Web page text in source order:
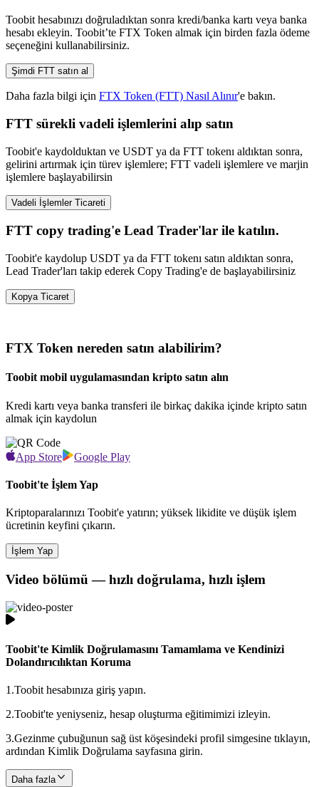
Toobit hesabınızı doğruladıktan sonra kredi/banka kartı veya banka
hesabı ekleyin. Toobit’te FTX Token almak için birden fazla ödeme
seçeneğini kullanabilirsiniz.
Şimdi FTT satın al
Daha fazla bilgi için FTX Token (FTT) Nasıl Alınır'e bakın.
FTT sürekli vadeli işlemlerini alıp satın
Toobit'e kaydolduktan ve USDT ya da FTT tokenı aldıktan sonra,
gelirini artırmak için türev işlemlere; FTT vadeli işlemlere ve marjin
işlemlere başlayabilirsin
Vadeli İşlemler Ticareti
FTT copy trading'e Lead Trader'lar ile katılın.
Toobit'e kaydolup USDT ya da FTT tokenı satın aldıktan sonra,
Lead Trader'ları takip ederek Copy Trading'e de başlayabilirsiniz
Kopya Ticaret
FTX Token nereden satın alabilirim?
Toobit mobil uygulamasından kripto satın alın
Kredi kartı veya banka transferi ile birkaç dakika içinde kripto satın
almak için kaydolun
App Store Google Play
Toobit'te İşlem Yap
Kriptoparalarınızı Toobit'e yatırın; yüksek likidite ve düşük işlem
ücretinin keyfini çıkarın.
İşlem Yap
Video bölümü — hızlı doğrulama, hızlı işlem
Toobit'te Kimlik Doğrulamasını Tamamlama ve Kendinizi
Dolandırıcılıktan Koruma
1.Toobit hesabınıza giriş yapın.
2.Toobit'te yeniyseniz, hesap oluşturma eğitimimizi izleyin.
3.Gezinme çubuğunun sağ üst köşesindeki profil simgesine tıklayın,
ardından Kimlik Doğrulama sayfasına girin.
Daha fazla